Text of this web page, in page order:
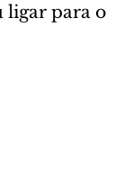
ligar para o